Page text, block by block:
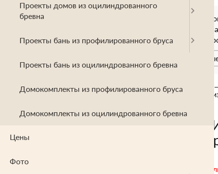
Проекты домов из
Проекты бань из
Домокомплекты из
Главная Проекты домов и бань
Проект "Игнат" одноэтажный дом
Проект
В данный момент
Проекты домов из оцилиндрованного
бревна
Проекты бань из профилированного бруса
Проекты бань из оцилиндрованного бревна
Домокомплекты из профилированного бруса
Домокомплекты из оцилиндрованного бревна
Цены
Фото